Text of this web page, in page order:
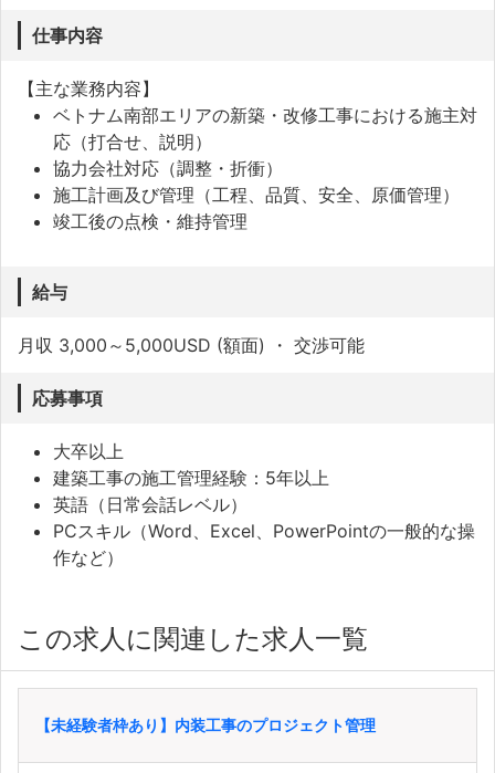
仕事内容
【主な業務内容】
ベトナム南部エリアの新築・改修工事における施主対
応（打合せ、説明）
協力会社対応（調整・折衝）
施工計画及び管理（工程、品質、安全、原価管理）
竣工後の点検・維持管理
給与
月収 3,000～5,000USD (額面) ・ 交渉可能
応募事項
大卒以上
建築工事の施工管理経験：5年以上
英語（日常会話レベル）
PCスキル（Word、Excel、PowerPointの一般的な操
作など）
この求人に関連した求人一覧
【未経験者枠あり】内装工事のプロジェクト管理